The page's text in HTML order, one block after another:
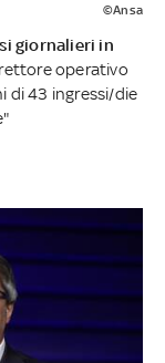
©Ansa
giornalieri in
operativo
di 43 ingressi/die